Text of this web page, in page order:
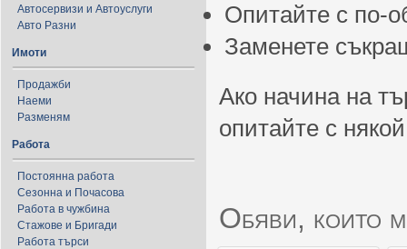
Автосервизи и Автоуслуги
Авто Разни
Имоти
Продажби
Наеми
Разменям
Работа
Постоянна работа
Сезонна и Почасова
Работа в чужбина
Стажове и Бригади
Работа търси
Опитайте с по-
Заменете
Ако начина на
опитайте с
Обяви, които